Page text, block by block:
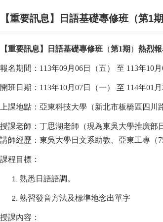
【重要訊息】日語基礎專修班（第1
【重要訊息】日語基礎專修班 （第1期 ） 熱烈
報名期間：113年09月06日（五） 至 113年10月
開班日期：113年10月07日（一） 至 114年01
上課地點：亞東科技大學（新北市板橋區四川
授課老師：丁思湖老師（現為東吳大學推廣部
講師經歷：東吳大學日文系助教、亞東工專（
課程目標：
熟悉日語語調。
熟習發音方法及標準地念出單字
授課內容：